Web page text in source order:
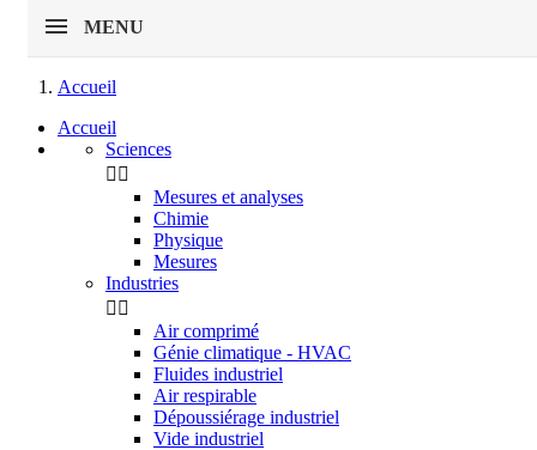
MENU
Accueil
Accueil
Sciences
 
Mesures et analyses
Chimie
Physique
Mesures
Industries
 
Air comprimé
Génie climatique - HVAC
Fluides industriel
Air respirable
Dépoussiérage industriel
Vide industriel